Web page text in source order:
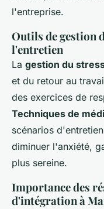
l'entreprise.
Outils de gestion
l'entretien
La gestion du
et du retour au
des exercices de
Techniques de
scénarios
diminuer l'anxiété,
plus sereine.
Importance des
d'intégration à